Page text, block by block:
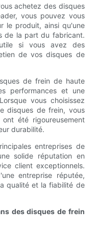
achetez des disques
vous pouvez vous
le produit, ainsi qu'une
de la part du fabricant.
si vous avez des
de vos disques de
de frein de haute
performances et une
vous choisissez
disques de frein, vous
été rigoureusement
durabilité.
entreprises de
solide réputation en
client exceptionnels.
entreprise réputée,
qualité et la fiabilité de
des disques de frein